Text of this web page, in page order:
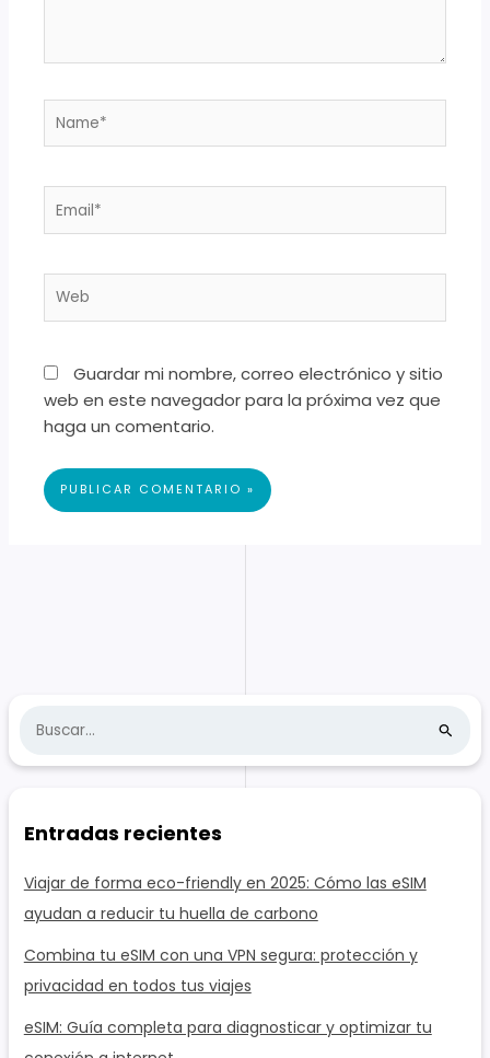
Email*
Web
Guardar mi nombre, correo electrónico y sitio
web en este navegador para la próxima vez que
haga un comentario.
u
r
Entradas recientes
Viajar de forma eco-friendly en 2025: Cómo las eSIM
ayudan a reducir tu huella de carbono
Combina tu eSIM con una VPN segura: protección y
privacidad en todos tus viajes
eSIM: Guía completa para diagnosticar y optimizar tu